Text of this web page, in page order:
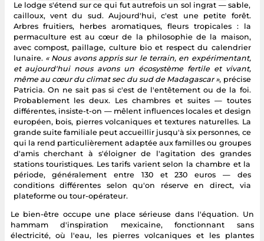
Le lodge s'étend sur ce qui fut autrefois un sol ingrat — sable,
cailloux, vent du sud. Aujourd'hui, c'est une petite forêt.
Arbres fruitiers, herbes aromatiques, fleurs tropicales : la
permaculture est au cœur de la philosophie de la maison,
avec compost, paillage, culture bio et respect du calendrier
lunaire. « Nous avons appris sur le terrain, en expérimentant,
et aujourd'hui nous avons un écosystème fertile et vivant,
même au cœur du climat sec du sud de Madagascar », précise
Patricia. On ne sait pas si c'est de l'entêtement ou de la foi.
Probablement les deux. Les chambres et suites — toutes
différentes, insiste-t-on — mêlent influences locales et design
européen, bois, pierres volcaniques et textures naturelles. La
grande suite familiale peut accueillir jusqu'à six personnes, ce
qui la rend particulièrement adaptée aux familles ou groupes
d'amis cherchant à s'éloigner de l'agitation des grandes
stations touristiques. Les tarifs varient selon la chambre et la
période, généralement entre 130 et 230 euros — des
conditions différentes selon qu'on réserve en direct, via
plateforme ou tour-opérateur.
Le bien-être occupe une place sérieuse dans l'équation. Un
hammam d'inspiration mexicaine, fonctionnant sans
électricité, où l'eau, les pierres volcaniques et les plantes